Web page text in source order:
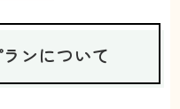
ンについて